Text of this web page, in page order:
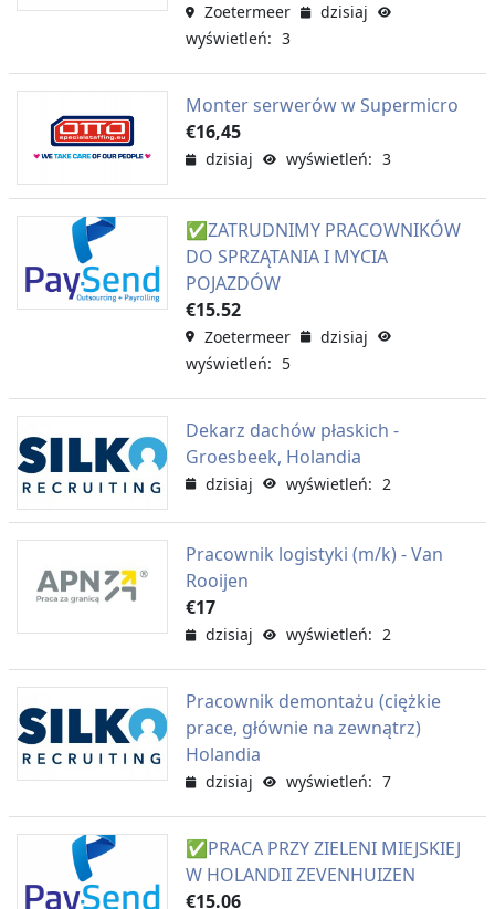
Zoetermeer
dzisiaj
wyświetleń: 3
Monter serwerów w Supermicro
€16,45
dzisiaj wyświetleń: 3
✅ZATRUDNIMY PRACOWNIKÓW
DO SPRZĄTANIA I MYCIA
POJAZDÓW
€15.52
Zoetermeer
dzisiaj
wyświetleń: 5
Dekarz dachów płaskich -
Groesbeek, Holandia
dzisiaj wyświetleń: 2
Pracownik logistyki (m/k) - Van
Rooijen
€17
dzisiaj wyświetleń: 2
Pracownik demontażu (ciężkie
prace, głównie na zewnątrz)
Holandia
dzisiaj wyświetleń: 7
✅PRACA PRZY ZIELENI MIEJSKIEJ
W HOLANDII ZEVENHUIZEN
€15.06